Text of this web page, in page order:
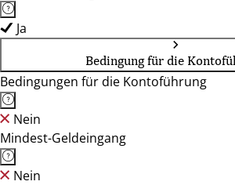
Ja
Bedingung für die
Bedingungen für die Kontoführung
Nein
Mindest-Geldeingang
Nein